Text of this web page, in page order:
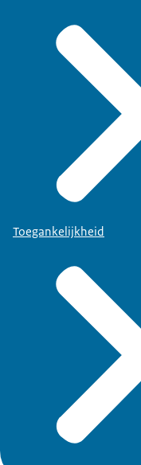
Toegankelijkheid